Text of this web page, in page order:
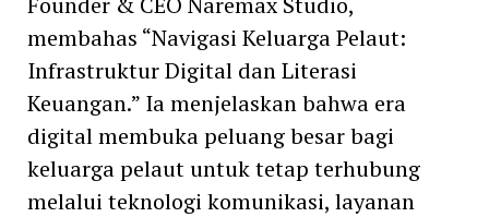
membahas “Navigasi Keluarga Pelaut:
Infrastruktur Digital dan Literasi
Keuangan.” Ia menjelaskan bahwa era
digital membuka peluang besar bagi
keluarga pelaut untuk tetap terhubung
melalui teknologi komunikasi, layanan